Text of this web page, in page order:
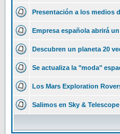
Presentación a los medios
Empresa española abrirá
Descubren un planeta 20
Se actualiza la "moda"
Los Mars Exploration
Salimos en Sky &